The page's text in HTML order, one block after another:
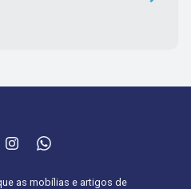
as mobílias e artigos de